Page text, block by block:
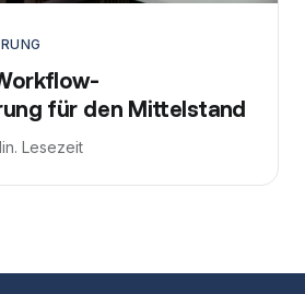
für den Mittelstand
Lesezeit